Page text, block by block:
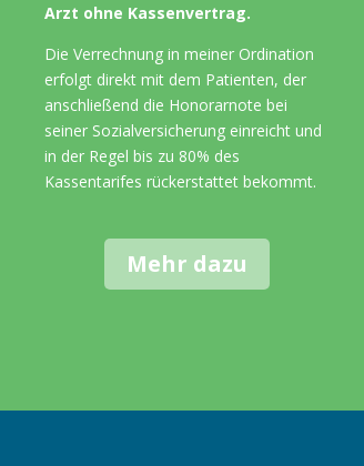
Arzt ohne Kassenvertrag.
Die Verrechnung in meiner Ordination
erfolgt direkt mit dem Patienten, der
anschließend die Honorarnote bei
seiner Sozialversicherung einreicht und
in der Regel bis zu 80% des
Kassentarifes rückerstattet bekommt.
Mehr dazu